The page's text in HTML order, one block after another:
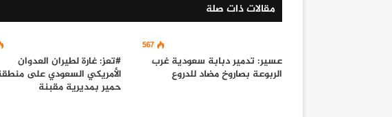
مقالات ذات صلة
567
عسير: تدمير دبابة سعودية غرب
الربوعة بصاروخ مضاد للدروع
#تعز: غارة لطيران العدوان
الأمريكي السعودي على
حمير بمديرية مقبنة